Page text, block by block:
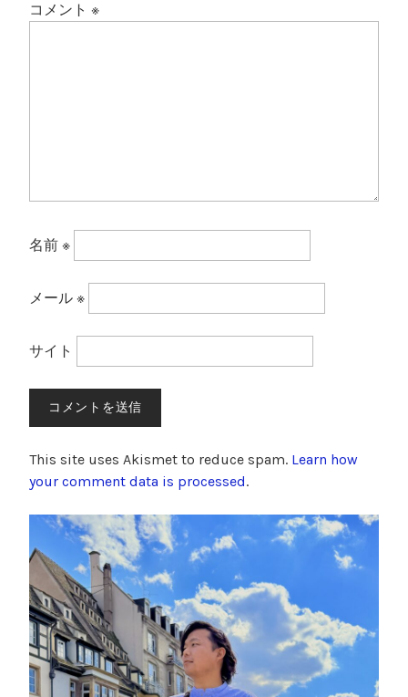
コメント ※
名前 ※
メール ※
サイト
This site uses Akismet to reduce spam. Learn how
your comment data is processed.